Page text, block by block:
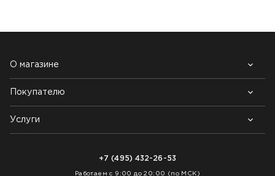
О магазине
Почему выбирают нас
Контакты
Блог
Покупателю
Возврат товара
Как заказать
Услуги
+7 (495) 432-26-53
Работаем с 9:00 до 20:00 (по МСК)